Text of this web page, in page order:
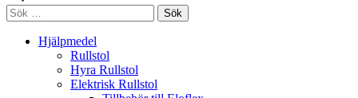
Sök
efter:
Hjälpmedel
Rullstol
Hyra Rullstol
Elektrisk Rullstol